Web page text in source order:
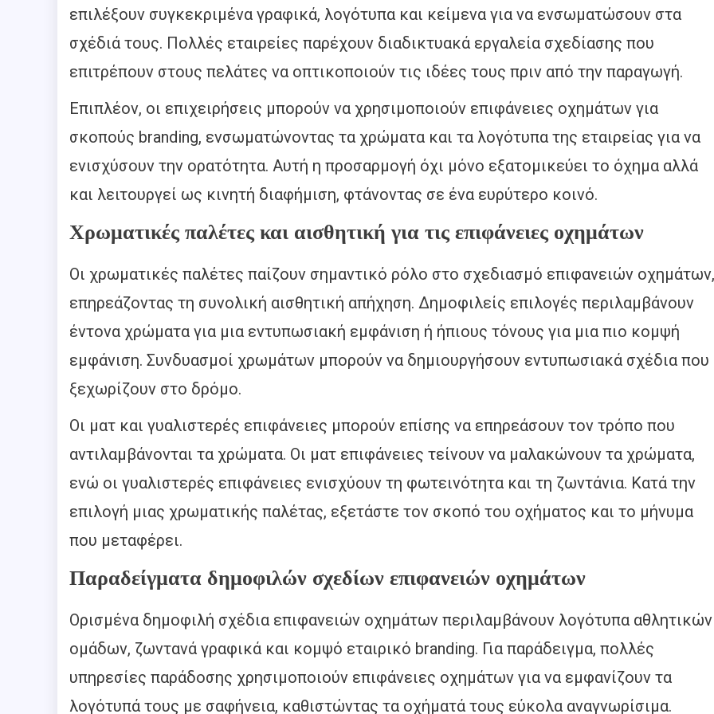
επιλέξουν συγκεκριμένα γραφικά, λογότυπα και κείμενα για να ενσωματώσουν στα
σχέδιά τους. Πολλές εταιρείες παρέχουν διαδικτυακά εργαλεία σχεδίασης που
επιτρέπουν στους πελάτες να οπτικοποιούν τις ιδέες τους πριν από την παραγωγή.
Επιπλέον, οι επιχειρήσεις μπορούν να χρησιμοποιούν επιφάνειες οχημάτων για
σκοπούς branding, ενσωματώνοντας τα χρώματα και τα λογότυπα της εταιρείας για να
ενισχύσουν την ορατότητα. Αυτή η προσαρμογή όχι μόνο εξατομικεύει το όχημα αλλά
και λειτουργεί ως κινητή διαφήμιση, φτάνοντας σε ένα ευρύτερο κοινό.
Χρωματικές παλέτες και αισθητική για τις επιφάνειες οχημάτων
Οι χρωματικές παλέτες παίζουν σημαντικό ρόλο στο σχεδιασμό επιφανειών οχημάτων,
επηρεάζοντας τη συνολική αισθητική απήχηση. Δημοφιλείς επιλογές περιλαμβάνουν
έντονα χρώματα για μια εντυπωσιακή εμφάνιση ή ήπιους τόνους για μια πιο κομψή
εμφάνιση. Συνδυασμοί χρωμάτων μπορούν να δημιουργήσουν εντυπωσιακά σχέδια που
ξεχωρίζουν στο δρόμο.
Οι ματ και γυαλιστερές επιφάνειες μπορούν επίσης να επηρεάσουν τον τρόπο που
αντιλαμβάνονται τα χρώματα. Οι ματ επιφάνειες τείνουν να μαλακώνουν τα χρώματα,
ενώ οι γυαλιστερές επιφάνειες ενισχύουν τη φωτεινότητα και τη ζωντάνια. Κατά την
επιλογή μιας χρωματικής παλέτας, εξετάστε τον σκοπό του οχήματος και το μήνυμα
που μεταφέρει.
Παραδείγματα δημοφιλών σχεδίων επιφανειών οχημάτων
Ορισμένα δημοφιλή σχέδια επιφανειών οχημάτων περιλαμβάνουν λογότυπα αθλητικών
ομάδων, ζωντανά γραφικά και κομψό εταιρικό branding. Για παράδειγμα, πολλές
υπηρεσίες παράδοσης χρησιμοποιούν επιφάνειες οχημάτων για να εμφανίζουν τα
λογότυπά τους με σαφήνεια, καθιστώντας τα οχήματά τους εύκολα αναγνωρίσιμα.